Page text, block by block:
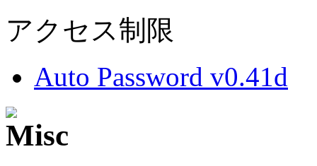
アクセス制限
Auto Password v0.41d